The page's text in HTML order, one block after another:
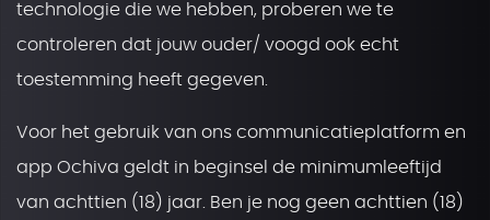
technologie die we hebben, proberen we te
controleren dat jouw ouder/ voogd ook echt
toestemming heeft gegeven.
Voor het gebruik van ons communicatieplatform en
app Ochiva geldt in beginsel de minimumleeftijd
van achttien (18) jaar. Ben je nog geen achttien (18)